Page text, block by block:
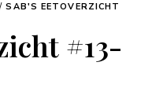
/ SAB'S EETOVERZICHT
#13-